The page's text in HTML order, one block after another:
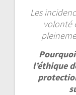
Les
volonté
l’éthique